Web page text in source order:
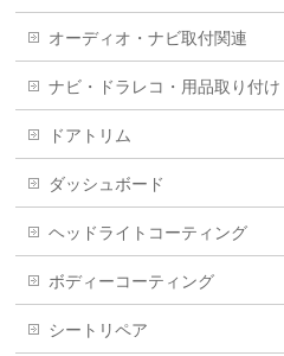
オーディオ・ナビ取付関連
ナビ・ドラレコ・用品取り付け
ドアトリム
ダッシュボード
ヘッドライトコーティング
ボディーコーティング
シートリペア